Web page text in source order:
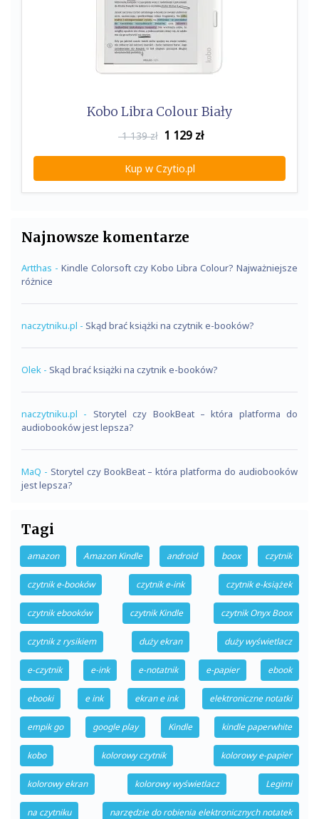
Kobo Libra Colour Biały
1 139 zł 1 129zł
Kup w Czytio.pl
Najnowsze komentarze
Artthas - Kindle Colorsoft czy Kobo Libra Colour? Najważniejsze
różnice
naczytniku.pl - Skąd brać książki na czytnik e-booków?
Olek - Skąd brać książki na czytnik e-booków?
naczytniku.pl - Storytel czy BookBeat – która platforma do
audiobooków jest lepsza?
MaQ - Storytel czy BookBeat – która platforma do audiobooków
jest lepsza?
Tagi
amazon Amazon Kindle android boox czytnik
czytnik e-booków czytnik e-ink czytnik e-książek
czytnik ebooków czytnik Kindle czytnik Onyx Boox
czytnik z rysikiem duży ekran duży wyświetlacz
e-czytnik e-ink e-notatnik e-papier ebook
ebooki e ink ekran e ink elektroniczne notatki
empik go google play Kindle kindle paperwhite
kobo kolorowy czytnik kolorowy e-papier
kolorowy ekran kolorowy wyświetlacz Legimi
na czytniku narzędzie do robienia elektronicznych notatek